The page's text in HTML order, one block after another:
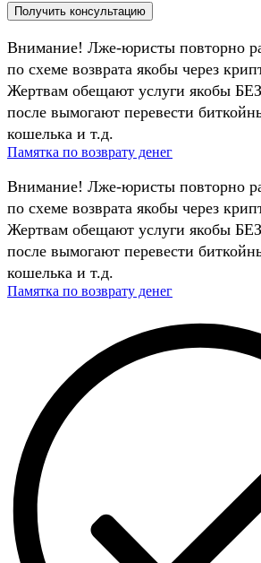
Внимание! Лже-юристы повторно
по схеме возврата якобы через
Жертвам обещают услуги якобы
после вымогают перевести
кошелька и т.д.
Памятка по возврату денег
Внимание! Лже-юристы повторно
по схеме возврата якобы через
Жертвам обещают услуги якобы
после вымогают перевести
кошелька и т.д.
Памятка по возврату денег